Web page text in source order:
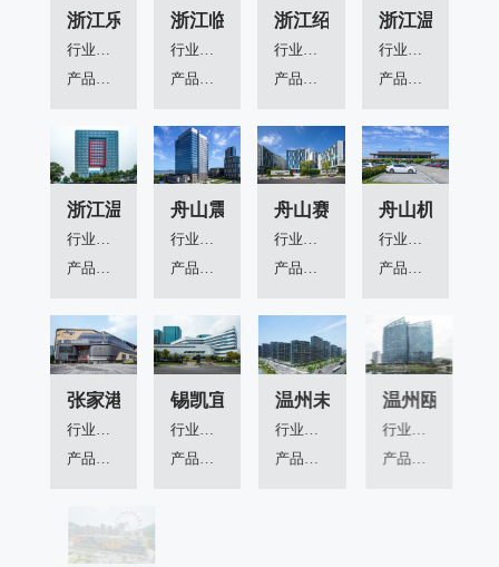
浙江乐清市体育馆
行业领域：
产品应用：
浙江临安青山湖科技城
行业领域：
产品应用：
浙江绍兴新昌人民法院
行业领域：
产品应用：
浙江温州龙湾
行业领域：
产品应用：
浙江温州市检察院
行业领域：
产品应用：
舟山震洋大厦
行业领域：
产品应用：
舟山赛力广场
行业领域：
产品应用：
舟山机场
行业领域：
产品应用：
张家港览秀城锡凯宜医院 温州未来城壹号温州瓯海奥体
行业领域：
产品应用：